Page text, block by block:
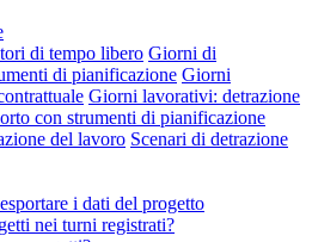
di tempo libero Giorni di
di pianificazione Giorni
Giorni lavorativi: detrazione
con strumenti di pianificazione
del lavoro Scenari di detrazione
i dati del progetto
nei turni registrati?